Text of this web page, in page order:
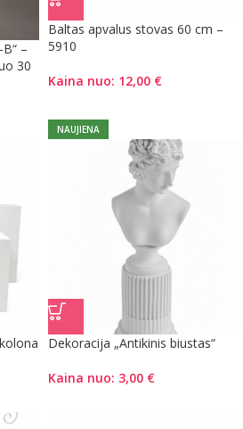
–
30
Baltas apvalus stovas 60 cm –
5910
Kaina nuo: 12,00 €
NAUJIENA
Dekoracija „Antikinis biustas“
Kaina nuo: 3,00 €